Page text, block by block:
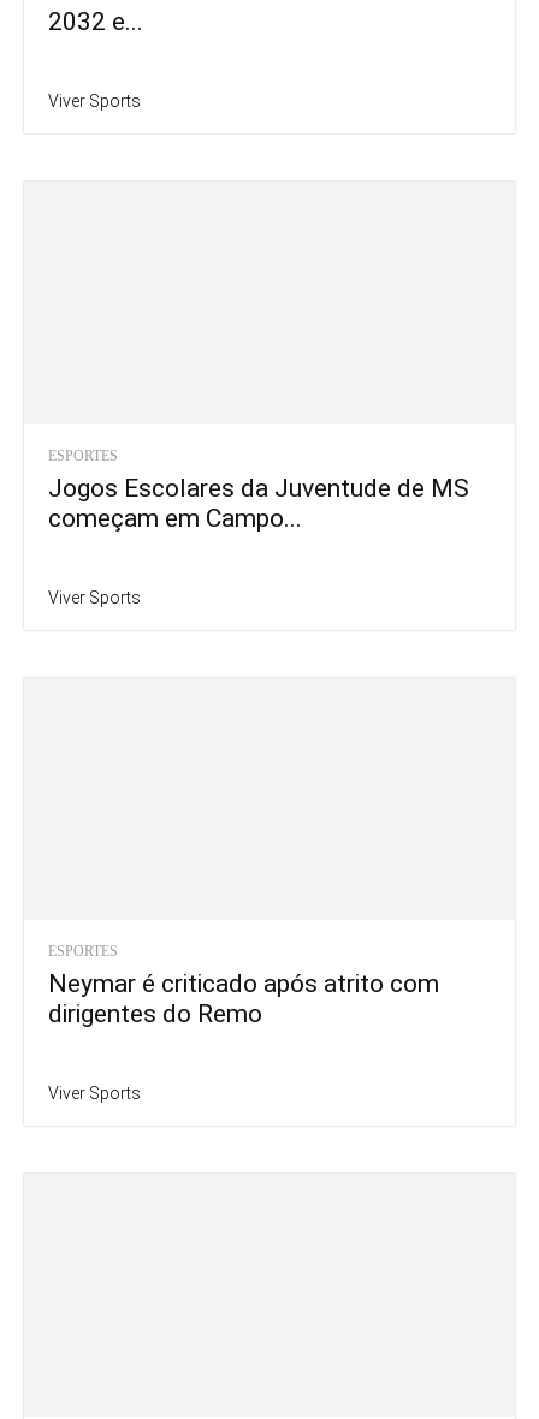
2032 e...
Viver Sports
ESPORTES
Jogos Escolares da Juventude de MS
começam em Campo...
Viver Sports
ESPORTES
Neymar é criticado após atrito com
dirigentes do Remo
Viver Sports